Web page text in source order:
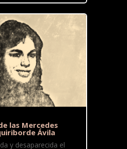
las Mercedes
Ávila
y desaparecida el